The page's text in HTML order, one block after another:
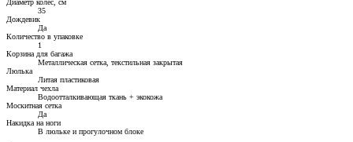
35
Дождевик
Да
Количество в упаковке
1
Корзина для багажа
Металлическая сетка, текстильная закрытая
Люлька
Литая пластиковая
Материал чехла
Водоотталкивающая ткань + экокожа
Москитная сетка
Да
Накидка на ноги
В люльке и прогулочном блоке